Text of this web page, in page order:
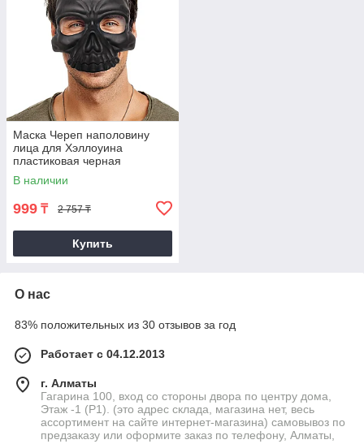
Маска Череп наполовину
лица для Хэллоуина
пластиковая черная
В наличии
999 ₸ 2 757 ₸
Купить
О нас
83% положительных из 30 отзывов за год
Работает с 04.12.2013
г. Алматы
Гагарина 100, вход со стороны двора по центру дома,
Этаж -1 (P1). (это адрес склада, магазина нет, весь
ассортимент на сайте интернет-магазина) самовывоз по
предзаказу или оформите заказ по телефону, Алматы,